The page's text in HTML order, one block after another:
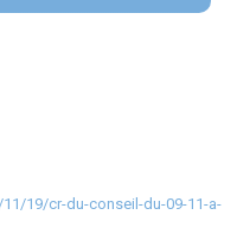
19/cr-du-conseil-du-09-11-a-